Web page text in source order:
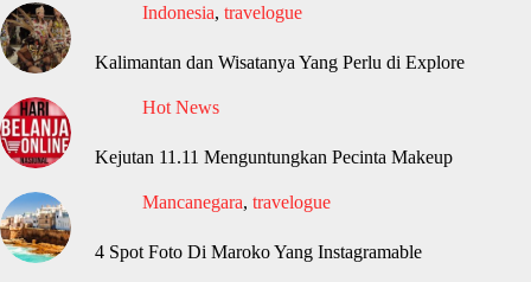
Indonesia, travelogue
Kalimantan dan Wisatanya Yang Perlu di Explore
Hot News
Kejutan 11.11 Menguntungkan Pecinta Makeup
Mancanegara, travelogue
4 Spot Foto Di Maroko Yang Instagramable